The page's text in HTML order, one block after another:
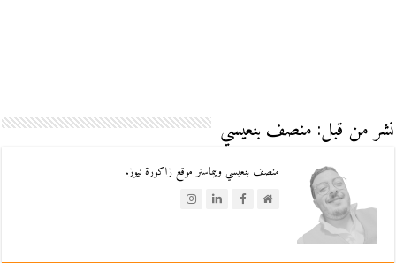
نشر من قبل: منصف بنعيسي
منصف بنعيسي ويبماستر موقع زاكورة نيوز.